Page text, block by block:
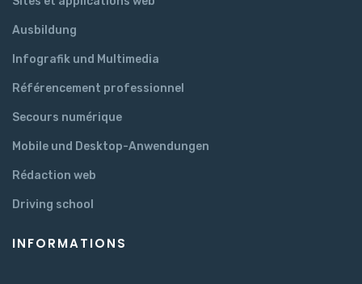
Ausbildung
Infografik und Multimedia
Référencement professionnel
Secours numérique
Mobile und Desktop-Anwendungen
Rédaction web
Driving school
INFORMATIONS